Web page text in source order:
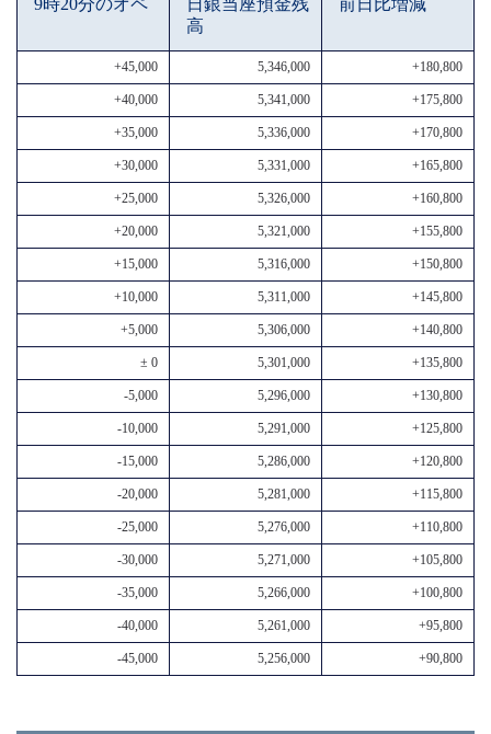
9時20分のオペ
日銀当座預金残
高
前日比増減
+45,000 5,346,000 +180,800
+40,000 5,341,000 +175,800
+35,000 5,336,000 +170,800
+30,000 5,331,000 +165,800
+25,000 5,326,000 +160,800
+20,000 5,321,000 +155,800
+15,000 5,316,000 +150,800
+10,000 5,311,000 +145,800
+5,000 5,306,000 +140,800
± 0 5,301,000 +135,800
-5,000 5,296,000 +130,800
-10,000 5,291,000 +125,800
-15,000 5,286,000 +120,800
-20,000 5,281,000 +115,800
-25,000 5,276,000 +110,800
-30,000 5,271,000 +105,800
-35,000 5,266,000 +100,800
-40,000 5,261,000 +95,800
-45,000 5,256,000 +90,800